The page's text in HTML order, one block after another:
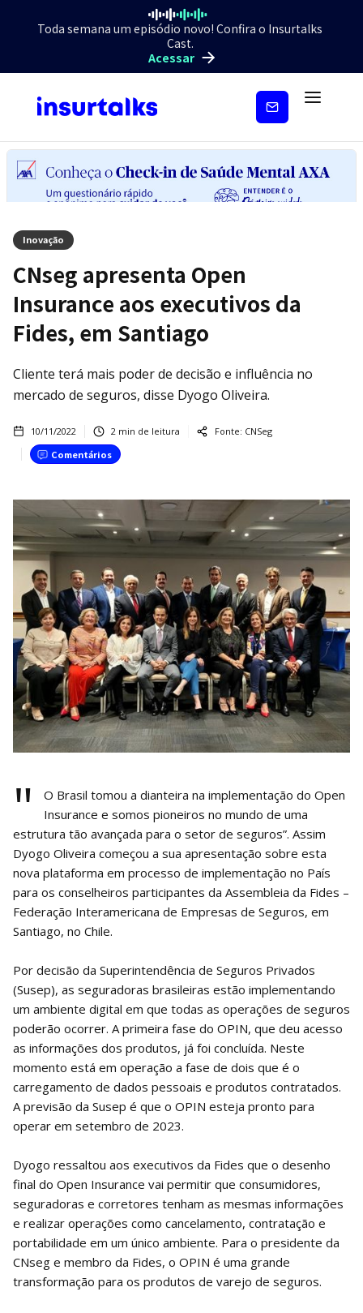
Toda semana um episódio novo! Confira o Insurtalks
Cast.
Acessar
Inscreva-
Inovação
CNseg apresenta Open
Insurance aos executivos da
Fides, em Santiago
Cliente terá mais poder de decisão e influência no
mercado de seguros, disse Dyogo Oliveira.
10/11/2022 2 min de leitura Fonte: CNSeg
Comentários
"
O Brasil tomou a dianteira na implementação do Open
Insurance e somos pioneiros no mundo de uma
estrutura tão avançada para o setor de seguros”. Assim
Dyogo Oliveira começou a sua apresentação sobre esta
nova plataforma em processo de implementação no País
para os conselheiros participantes da Assembleia da Fides –
Federação Interamericana de Empresas de Seguros, em
Santiago, no Chile.
Por decisão da Superintendência de Seguros Privados
(Susep), as seguradoras brasileiras estão implementando
um ambiente digital em que todas as operações de seguros
poderão ocorrer. A primeira fase do OPIN, que deu acesso
as informações dos produtos, já foi concluída. Neste
momento está em operação a fase de dois que é o
carregamento de dados pessoais e produtos contratados.
A previsão da Susep é que o OPIN esteja pronto para
operar em setembro de 2023.
Dyogo ressaltou aos executivos da Fides que o desenho
final do Open Insurance vai permitir que consumidores,
seguradoras e corretores tenham as mesmas informações
e realizar operações como cancelamento, contratação e
portabilidade em um único ambiente. Para o presidente da
CNseg e membro da Fides, o OPIN é uma grande
transformação para os produtos de varejo de seguros.